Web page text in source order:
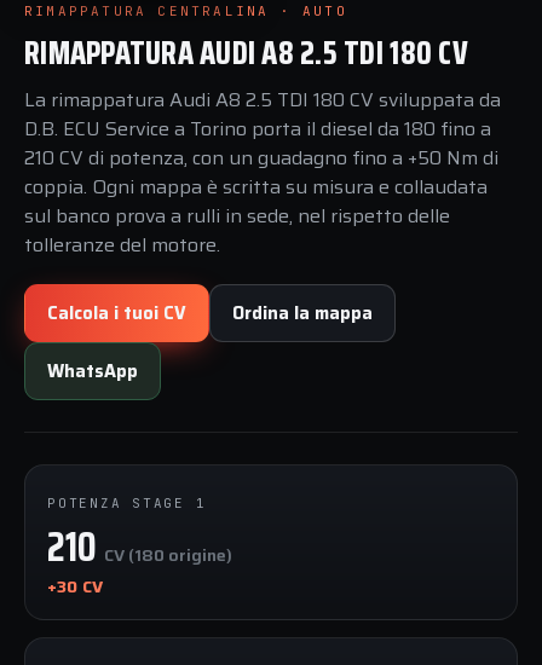
RIMAPPATURA CENTRALINA · AUTO
RIMAPPATURA AUDI A8 2.5 TDI 180 CV
La rimappatura Audi A8 2.5 TDI 180 CV sviluppata da
D.B. ECU Service a Torino porta il diesel da 180 fino a
210 CV di potenza, con un guadagno fino a +50 Nm di
coppia. Ogni mappa è scritta su misura e collaudata
sul banco prova a rulli in sede, nel rispetto delle
tolleranze del motore.
Calcola i tuoi CV Ordina la mappa
WhatsApp
POTENZA STAGE 1
210 CV (180 origine)
+30 CV